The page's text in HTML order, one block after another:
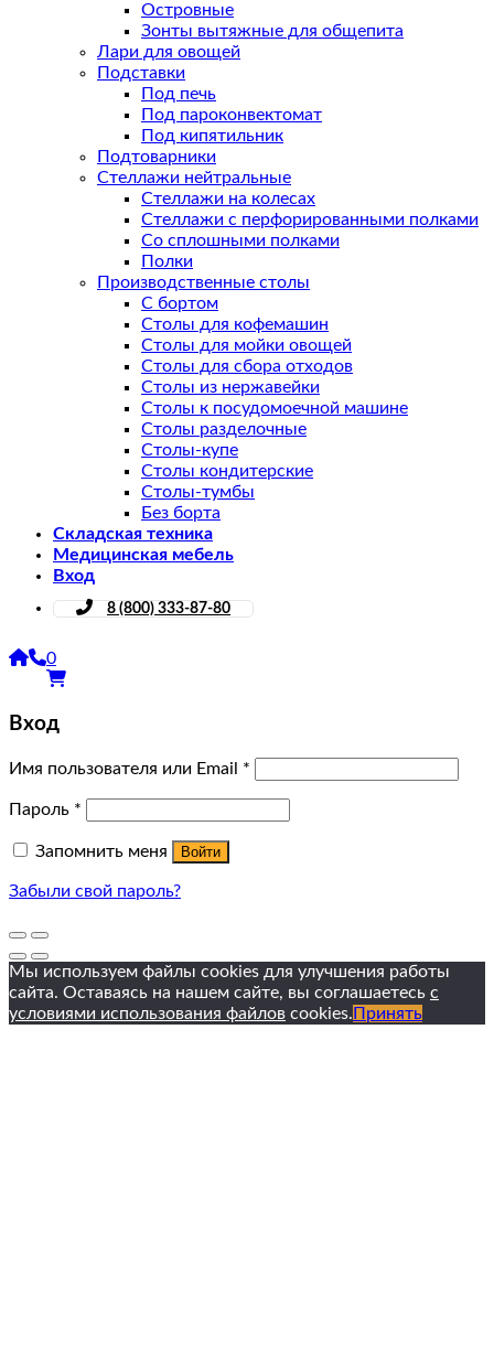
Островные
Зонты вытяжные для общепита
Лари для овощей
Подставки
Под печь
Под пароконвектомат
Под кипятильник
Подтоварники
Стеллажи нейтральные
Стеллажи на колесах
Стеллажи с перфорированными полками
Со сплошными полками
Полки
Производственные столы
С бортом
Столы для кофемашин
Столы для мойки овощей
Столы для сбора отходов
Столы из нержавейки
Столы к посудомоечной машине
Столы разделочные
Столы-купе
Столы кондитерские
Столы-тумбы
Без борта
Складская техника
Медицинская мебель
Вход
8 (800) 333-87-80
0
Вход
Имя пользователя или Email *
Пароль *
Запомнить меня Войти
Забыли свой пароль?
Мы используем файлы cookies для улучшения работы
сайта. Оставаясь на нашем сайте, вы соглашаетесь с
условиями использования файлов cookies. Принять